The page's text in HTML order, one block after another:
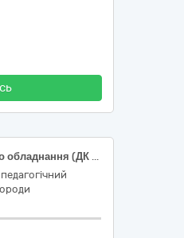
Комплект мультимедійного обладнання (ДК 021:2015 32322000-6 Мультимедійне обладнання)